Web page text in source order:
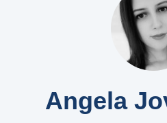
Angela